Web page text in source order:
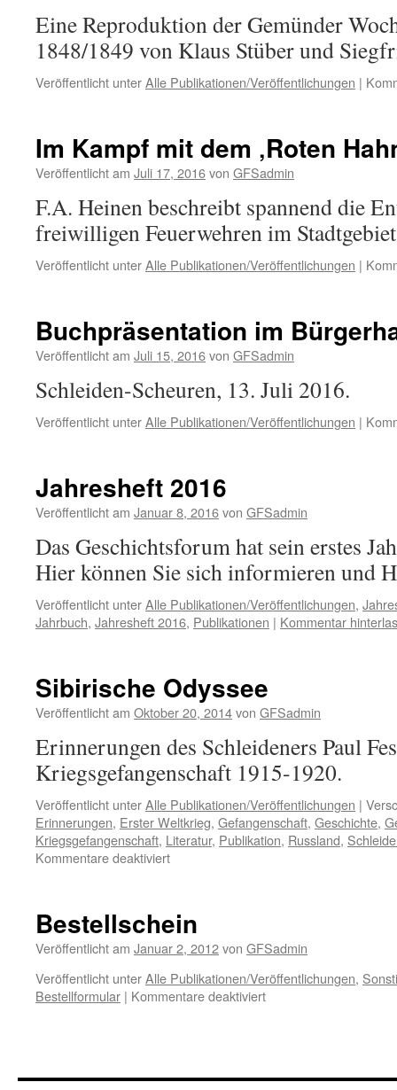
Eine Reproduktion der Gemünder
1848/1849 von Klaus Stüber und
Veröffentlicht unterAlle Publikationen/Veröffentlichungen |
Im Kampf mit dem ‚Roten
Veröffentlicht am Juli 17, 2016von GFSadmin
F.A. Heinen beschreibt spannend die
freiwilligen Feuerwehren im
Veröffentlicht unterAlle Publikationen/Veröffentlichungen |
Buchpräsentation im
Veröffentlicht am Juli 15, 2016von GFSadmin
Schleiden-Scheuren, 13. Juli 2016.
Veröffentlicht unterAlle Publikationen/Veröffentlichungen |
Jahresheft 2016
Veröffentlicht am Januar 8, 2016von GFSadmin
Das Geschichtsforum hat sein erstes
Hier können Sie sich informieren und
Veröffentlicht unterAlle Publikationen/Veröffentlichungen,
Jahrbuch, Jahresheft 2016, Publikationen | Kommentar
Sibirische Odyssee
Veröffentlicht am Oktober 20, 2014von GFSadmin
Erinnerungen des Schleideners Paul
Kriegsgefangenschaft 1915-1920.
Veröffentlicht unterAlle Publikationen/Veröffentlichungen |
Erinnerungen, Erster Weltkrieg, Gefangenschaft, Geschichte,
Kriegsgefangenschaft, Literatur, Publikation, Russland,
Kommentare deaktiviertfür
Bestellschein
Veröffentlicht am Januar 2, 2012von GFSadmin
Veröffentlicht unterAlle Publikationen/Veröffentlichungen,
Bestellformular | Kommentare deaktiviertfür